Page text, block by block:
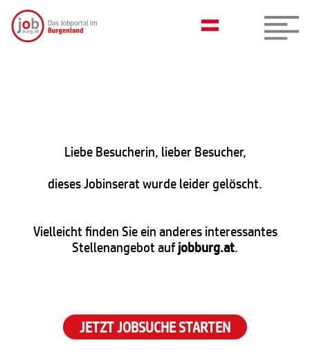
Liebe Besucherin, lieber Besucher,
dieses Jobinserat wurde leider gelöscht.
Vielleicht finden Sie ein anderes interessantes
Stellenangebot aufjobburg.at.
JETZT JOBSUCHE STARTEN